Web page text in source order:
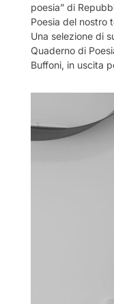
poesia” di
Poesia del nostro
Una selezione di
Quaderno di
Buffoni, in uscita